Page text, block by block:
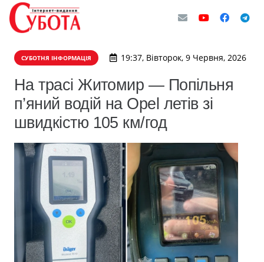
СУБОТНЯ ІНФОРМАЦІЯ 19:37, Вівторок, 9 Червня, 2026
На трасі Житомир — Попільня
п’яний водій на Opel летів зі
швидкістю 105 км/год